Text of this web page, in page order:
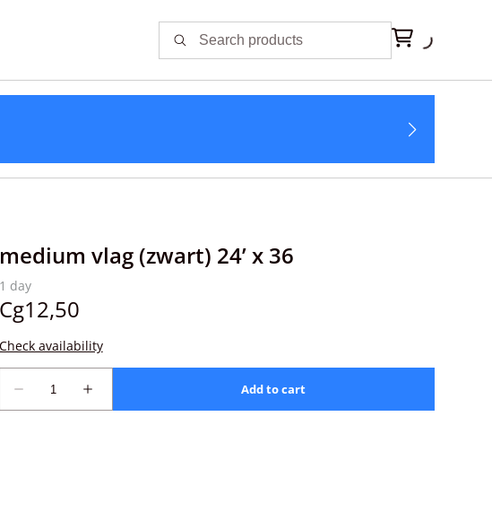
medium vlag (zwart) 24’ x 36